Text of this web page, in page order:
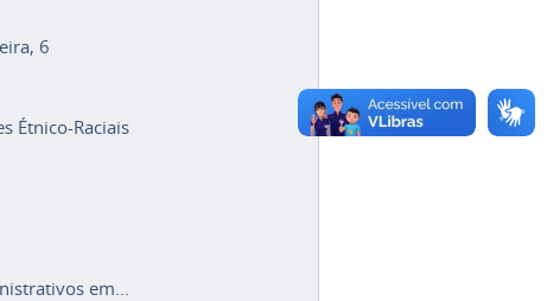
6
Étnico-Raciais
em...